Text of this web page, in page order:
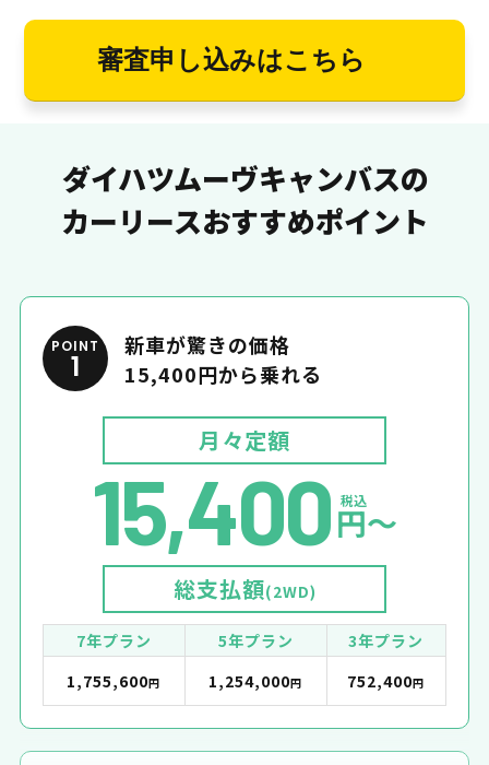
審査申し込みはこちら
ダイハツムーヴキャンバスの
カーリースおすすめポイント
POINT
1
新車が驚きの価格
15,400円から乗れる
月々定額
15,400 税込
円〜
総支払額(2WD)
7年プラン 5年プラン
3年プラン
1,755,600円 1,254,000円 752,400円